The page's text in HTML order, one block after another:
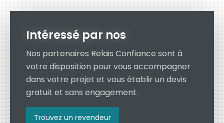
Intéressé par nos
Nos partenaires Relais Confiance sont à
votre disposition pour vous accompagner
dans votre projet et vous établir un devis
gratuit et sans engagement.
Trouvez un revendeur